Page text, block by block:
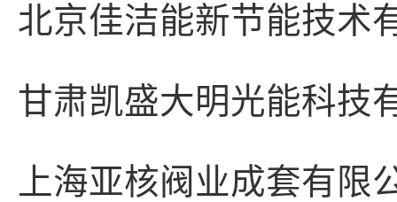
北京佳洁能新节能技术
甘肃凯盛大明光能科技
上海亚核阀业成套有限